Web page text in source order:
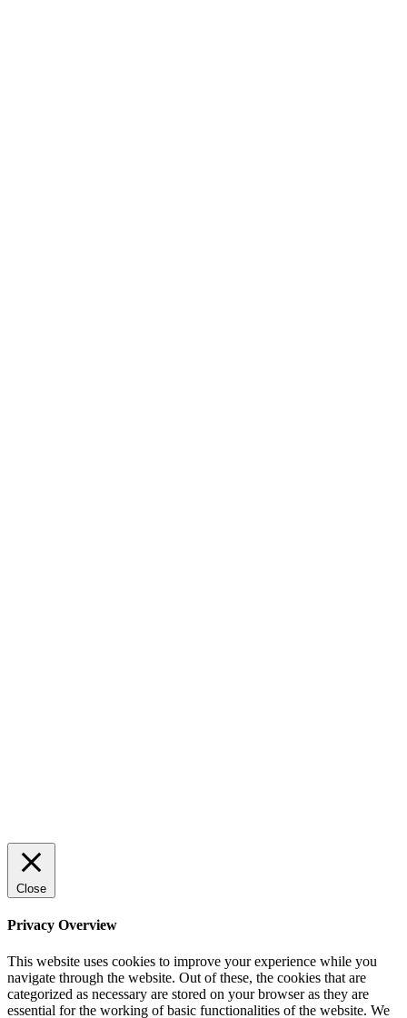
Close
Privacy Overview
This website uses cookies to improve your experience while you
navigate through the website. Out of these, the cookies that are
categorized as necessary are stored on your browser as they are
essential for the working of basic functionalities of the website. We